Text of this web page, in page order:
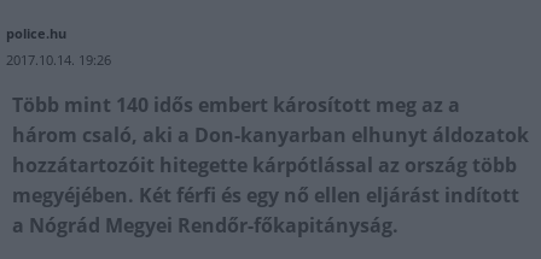
police.hu
2017.10.14. 19:26
Több mint 140 idős embert károsított meg az a
három csaló, aki a Don-kanyarban elhunyt áldozatok
hozzátartozóit hitegette kárpótlással az ország több
megyéjében. Két férfi és egy nő ellen eljárást indított
a Nógrád Megyei Rendőr-főkapitányság.